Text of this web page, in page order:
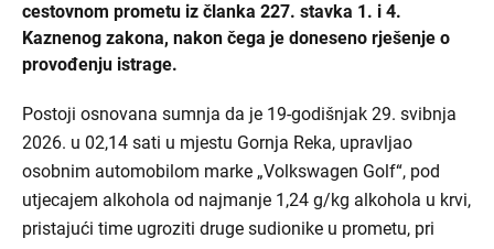
cestovnom prometu iz članka 227. stavka 1. i 4.
Kaznenog zakona, nakon čega je doneseno rješenje o
provođenju istrage.
Postoji osnovana sumnja da je 19-godišnjak 29. svibnja
2026. u 02,14 sati u mjestu Gornja Reka, upravljao
osobnim automobilom marke „Volkswagen Golf“, pod
utjecajem alkohola od najmanje 1,24 g/kg alkohola u krvi,
pristajući time ugroziti druge sudionike u prometu, pri